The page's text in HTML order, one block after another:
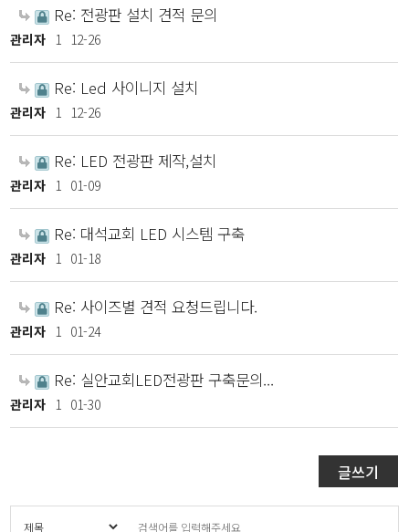
Re: 전광판 설치 견적 문의
관리자 1 12-26
Re: Led 사이니지 설치
관리자 1 12-26
Re: LED 전광판 제작,설치
관리자 1 01-09
Re: 대석교회 LED 시스템 구축
관리자 1 01-18
Re: 사이즈별 견적 요청드립니다.
관리자 1 01-24
Re: 실안교회LED전광판 구축문의...
관리자 1 01-30
글쓰기